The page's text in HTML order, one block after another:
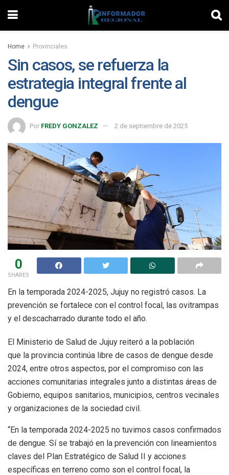
Home Provinciales
Sin casos, se refuerza la
estrategia integral frente al
dengue
Por FREDY GONZALEZ 2 de septiembre de 2025
0
SHARES
En la temporada 2024-2025, Jujuy no registró casos. La
prevención se fortalece con el control focal, las ovitrampas
y el descacharrado durante todo el año.
El Ministerio de Salud de Jujuy reiteró a la población
que la provincia continúa libre de casos de dengue desde
2024, entre otros aspectos, por el compromiso con las
acciones comunitarias integrales junto a distintas áreas de
Gobierno, equipos sanitarios, municipios, centros vecinales
y organizaciones de la sociedad civil.
“En la temporada 2024-2025 no tuvimos casos confirmados
de dengue. Sí se trabajó en la prevención con lineamientos
claves del Plan Estratégico de Salud II y acciones
específicas en terreno como son el control focal, la